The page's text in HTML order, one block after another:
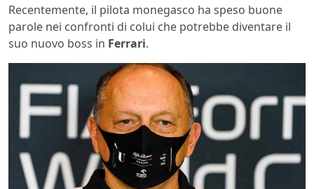
Recentemente, il pilota monegasco ha speso buone
parole nei confronti di colui che potrebbe diventare il
suo nuovo boss in Ferrari.